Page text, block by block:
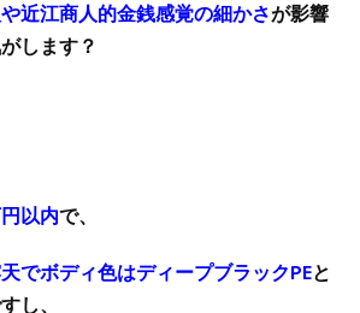
近江商人的金銭感覚の細かさが影響
します？
以内で、
でボディ色はディープブラックPEと
し、